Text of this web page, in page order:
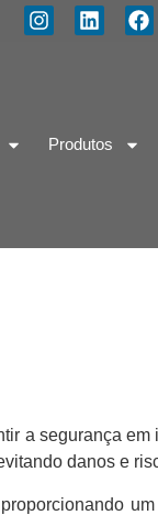
Produtos
a segurança
danos e